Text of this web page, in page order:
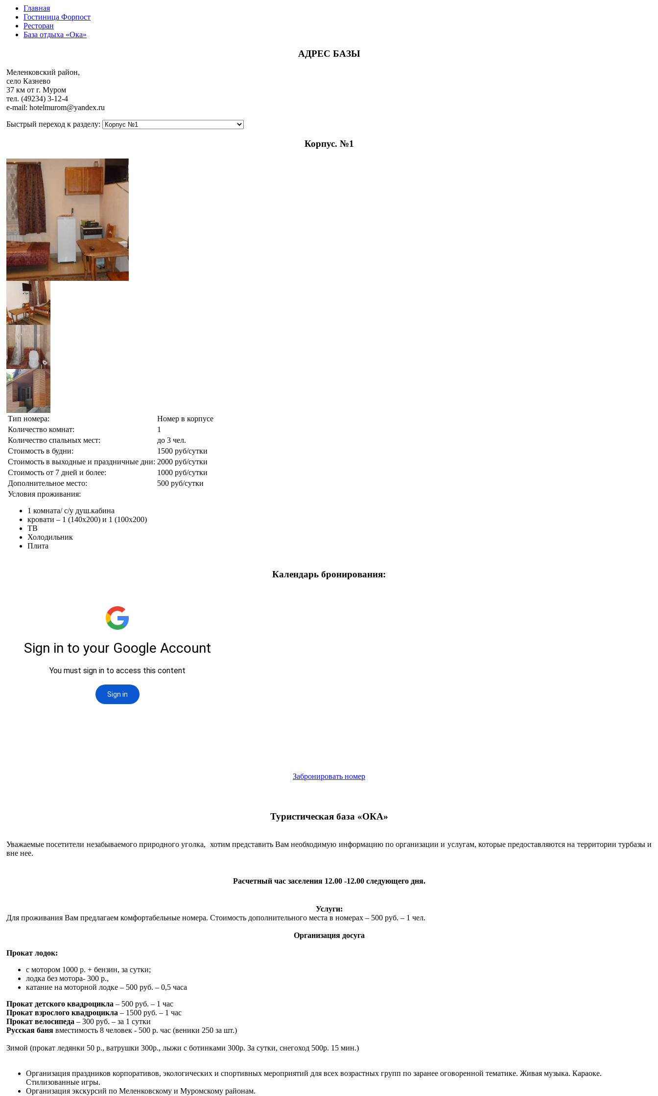
Главная
Гостиница Форпост
Ресторан
База отдыха «Ока»
АДРЕС БАЗЫ
Меленковский район,
cело Казнево
37 км от г. Муром
тел. (49234) 3-12-4
e-mail: hotelmurom@yandex.ru
Быстрый переход к разделу:
Корпус. №1
Тип номера:
Номер в корпусе
Количество комнат:
1
Количество спальных мест:
до 3 чел.
Стоимость в будни:
1500 руб/сутки
Стоимость в выходные и праздничные дни: 2000 руб/сутки
Стоимость от 7 дней и более:
1000 руб/сутки
Дополнительное место:
500 руб/сутки
Условия проживания:
1 комната/ с/у душ.кабина
кровати – 1 (140х200) и 1 (100х200)
ТВ
Холодильник
Плита
Календарь бронирования:
Забронировать номер
Туристическая база «ОКА»
Уважаемые посетители незабываемого природного уголка, хотим представить Вам необходимую информацию по организации и услугам, которые предоставляются на территории турбазы и
вне нее.
Расчетный час заселения 12.00 -12.00 следующего дня.
Услуги:
Для проживания Вам предлагаем комфортабельные номера. Стоимость дополнительного места в номерах – 500 руб. – 1 чел.
Организация досуга
Прокат лодок:
с мотором 1000 р. + бензин, за сутки;
лодка без мотора- 300 р.,
катание на моторной лодке – 500 руб. – 0,5 часа
Прокат детского квадроцикла – 500 руб. – 1 час
Прокат взрослого квадроцикла – 1500 руб. – 1 час
Прокат велосипеда – 300 руб. – за 1 сутки
Русская баня вместимость 8 человек - 500 р. час (веники 250 за шт.)
Зимой (прокат ледянки 50 р., ватрушки 300р., лыжи с ботинками 300р. За сутки, снегоход 500р. 15 мин.)
Организация праздников корпоративов, экологических и спортивных мероприятий для всех возрастных групп по заранее оговоренной тематике. Живая музыка. Караоке.
Стилизованные игры.
Организация экскурсий по Меленковскому и Муромскому районам.